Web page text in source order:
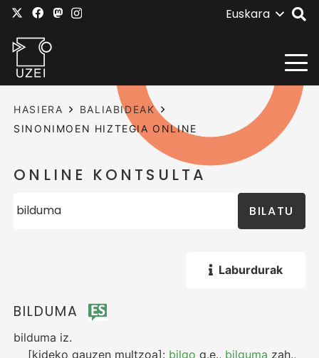
Euskara
HASIERA
BALIABIDEAK
SINONIMOEN HIZTEGIA ONLINE
ONLINE KONTSULTA
BILATU
Laburdurak
BILDUMA
bilduma iz.
[kideko gauzen multzoa]: bilgo g.e., bilguma zah.,